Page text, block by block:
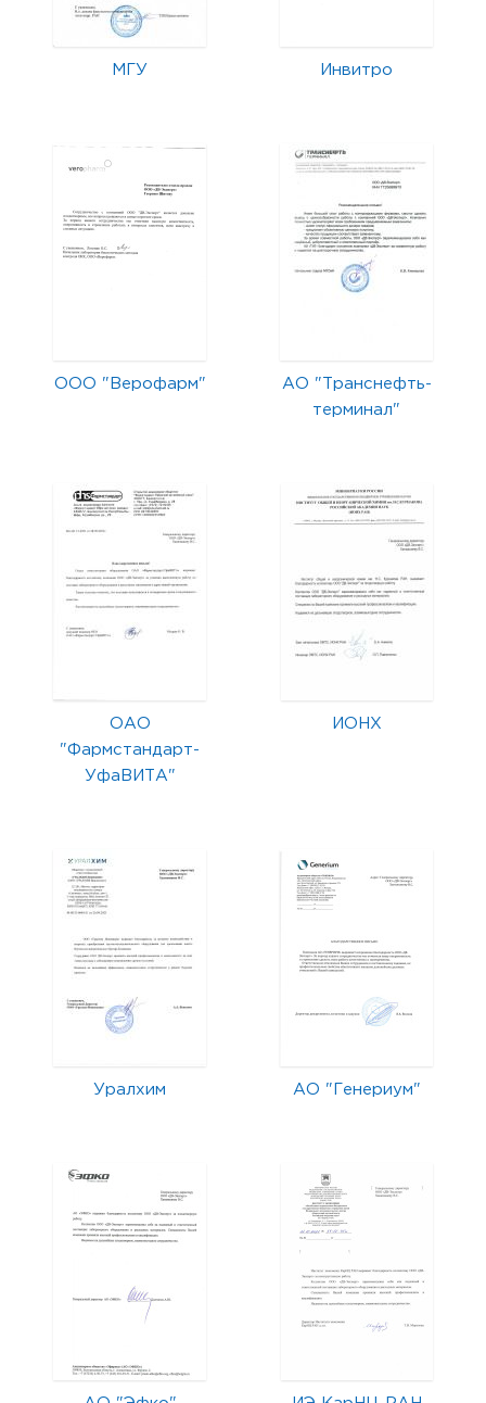
МГУ Инвитро
ООО "Верофарм"
АО "Транснефть-
терминал"
ОАО
"Фармстандарт-
УфаВИТА"
ИОНХ
Уралхим АО "Генериум"